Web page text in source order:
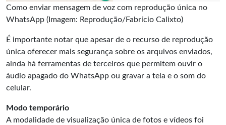
Como enviar mensagem de voz com reprodução única no
WhatsApp (Imagem: Reprodução/Fabrício Calixto)
É importante notar que apesar de o recurso de reprodução
única oferecer mais segurança sobre os arquivos enviados,
ainda há ferramentas de terceiros que permitem ouvir o
áudio apagado do WhatsApp ou gravar a tela e o som do
celular.
Modo temporário
A modalidade de visualização única de fotos e vídeos foi